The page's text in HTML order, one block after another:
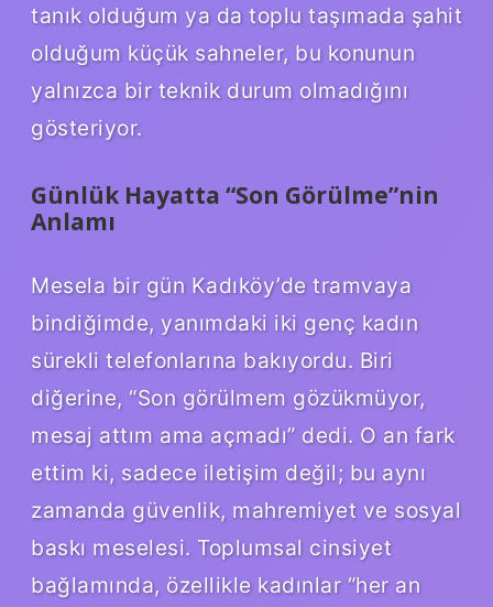
tanık olduğum ya da toplu taşımada şahit
olduğum küçük sahneler, bu konunun
yalnızca bir teknik durum olmadığını
gösteriyor.
Günlük Hayatta “Son Görülme”nin
Anlamı
Mesela bir gün Kadıköy’de tramvaya
bindiğimde, yanımdaki iki genç kadın
sürekli telefonlarına bakıyordu. Biri
diğerine, “Son görülmem gözükmüyor,
mesaj attım ama açmadı” dedi. O an fark
ettim ki, sadece iletişim değil; bu aynı
zamanda güvenlik, mahremiyet ve sosyal
baskı meselesi. Toplumsal cinsiyet
bağlamında, özellikle kadınlar “her an